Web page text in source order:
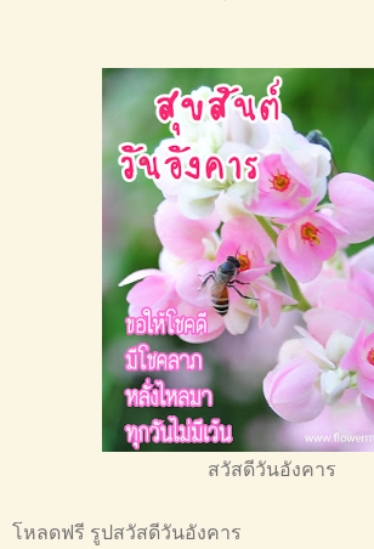
สวัสดีวันอังคาร
โหลดฟรี รูปสวัสดีวันอังคาร